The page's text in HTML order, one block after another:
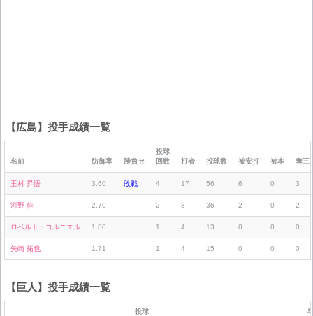
【広島】投手成績一覧
名前 防御率 勝負セ
投球
回数
打者 投球数 被安打 被本 奪三
玉村 昇悟 3.60 敗戦 4 17 56 6 0 3
河野 佳 2.70 2 8 36 2 0 2
ロベルト・コルニエル 1.80 1 4 13 0 0 0
矢崎 拓也 1.71 1 4 15 0 0 0
【巨人】投手成績一覧
投球